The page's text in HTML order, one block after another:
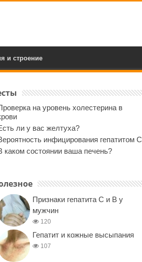
и строение
на уровень холестерина в
ли у вас желтуха?
инфицирования гепатитом С
каком состоянии ваша печень?
Признаки гепатита C и B у
мужчин
120
Гепатит и кожные высыпания
107